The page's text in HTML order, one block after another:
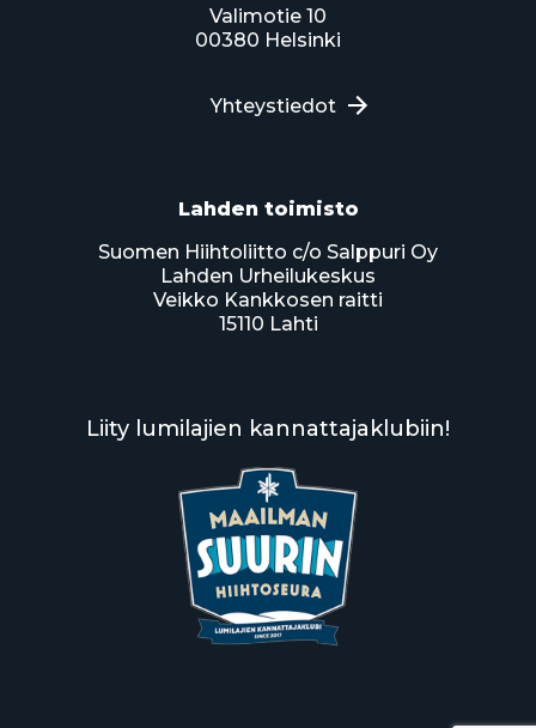
Valimotie 10
00380 Helsinki
Yhteystiedot
Lahden toimisto
Suomen Hiihtoliitto c/o Salppuri Oy
Lahden Urheilukeskus
Veikko Kankkosen raitti
15110 Lahti
Liity lumilajien kannattajaklubiin!